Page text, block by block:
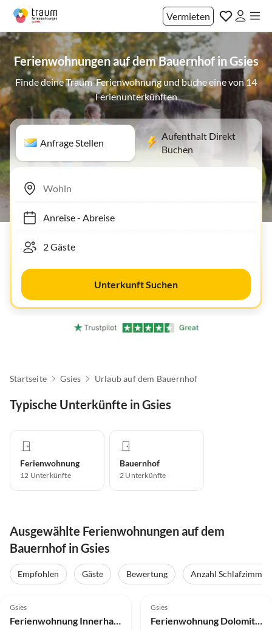
Vermieten
Ferienwohnungen auf dem Bauernhof in Gsies
Finde deine Traum-Ferienwohnung und buche eine von 14
Ferienunterkünften
Anfrage Stellen
Aufenthalt Direkt
Buchen
Anreise- Abreise
Unterkunft Suchen
Startseite Gsies Urlaub auf dem Bauernhof
Typische Unterkünfte in Gsies
Ferienwohnung
12 Unterkünfte
Bauernhof
2 Unterkünfte
Ausgewählte Ferienwohnungen auf dem
Bauernhof in Gsies
Empfohlen Gäste Bewertung
Anzahl Schlafzimmer
Gsies
Ferienwohnung Innerharmerhof
Top-Inserat
Gsies
Ferienwohnung Dolomitenblick